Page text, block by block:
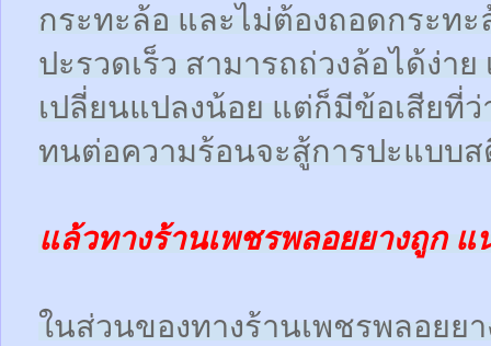
กระทะล้อ และไม่ต้องถอดกระทะ
ปะรวดเร็ว สามารถถ่วงล้อได้ง่า
เปลี่ยนแปลงน้อย แต่ก็มีข้อเสียที่
ทนต่อความร้อนจะสู้การปะแบบ
แล้วทางร้านเพชรพลอยยางถูก
ในส่วนของทางร้านเพชรพลอยย